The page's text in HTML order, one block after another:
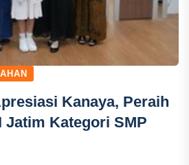
Kanaya, Peraih
Jatim Kategori SMP